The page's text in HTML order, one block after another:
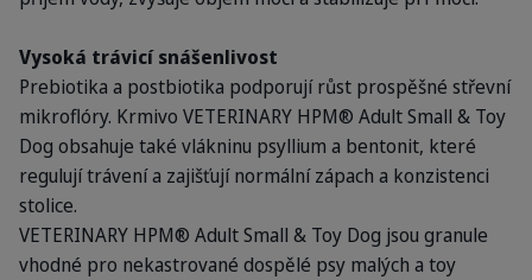
Vysoká trávicí snášenlivost
Prebiotika a postbiotika podporují růst prospěšné střevní
mikroflóry. Krmivo VETERINARY HPM® Adult Small & Toy
Dog obsahuje také vlákninu psyllium a bentonit, které
regulují trávení a zajišťují normální zápach a konzistenci
stolice.
VETERINARY HPM® Adult Small & Toy Dog jsou granule
vhodné pro nekastrované dospělé psy malých a toy